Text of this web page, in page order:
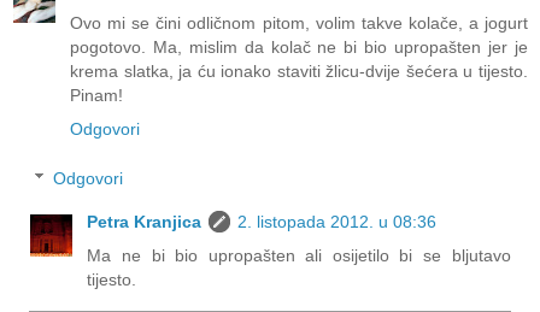
Ovo mi se čini odličnom pitom, volim takve kolače, a jogurt
pogotovo. Ma, mislim da kolač ne bi bio upropašten jer je
krema slatka, ja ću ionako staviti žlicu-dvije šećera u tijesto.
Pinam!
Odgovori
Odgovori
Petra Kranjica
2. listopada 2012. u 08:36
Ma ne bi bio upropašten ali osijetilo bi se bljutavo
tijesto.